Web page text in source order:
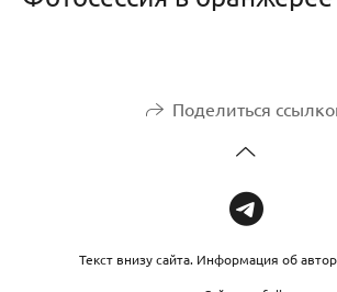
Поделиться
Текст внизу сайта. Информация об